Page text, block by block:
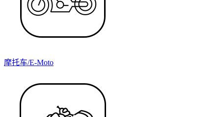
摩托车/E-Moto